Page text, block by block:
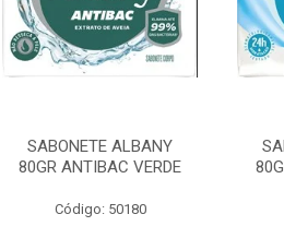
SABONETE ALBANY
80GR ANTIBAC VERDE
Código: 50180